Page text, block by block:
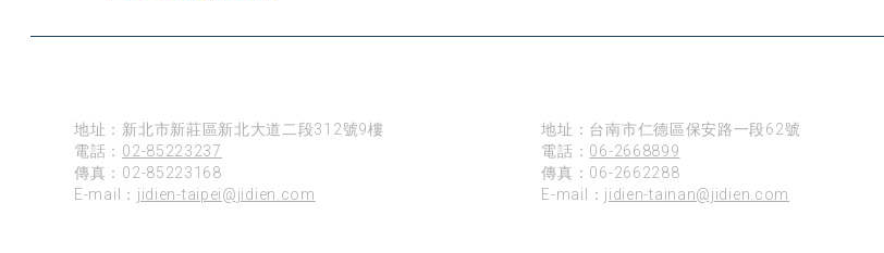
地址：新北市新莊區新北大道二段312號9樓
電話： 02-85223237
傳真：02-85223168
E-mail： jidien-taipei@jidien.com
地址：台南市仁德區保安路一段62號
電話： 06-2668899
傳真：06-2662288
E-mail： jidien-tainan@jidien.com